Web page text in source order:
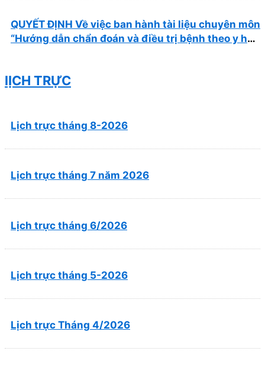
QUYẾT ĐỊNH Về việc ban hành tài liệu chuyên môn
“Hướng dẫn chẩn đoán và điều trị bệnh theo y học
lỊCH TRỰC
Lịch trực tháng 8-2026
Lịch trực tháng 7 năm 2026
Lịch trực tháng 6/2026
Lịch trực tháng 5-2026
Lịch trực Tháng 4/2026